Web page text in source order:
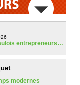
entrepreneurs…
modernes